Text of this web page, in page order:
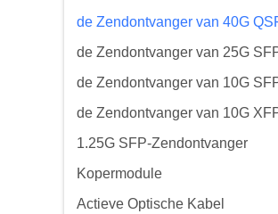
de Zendontvanger van 40G
de Zendontvanger van 25G
de Zendontvanger van 10G
de Zendontvanger van 10G
1.25G SFP-Zendontvanger
Kopermodule
Actieve Optische Kabel